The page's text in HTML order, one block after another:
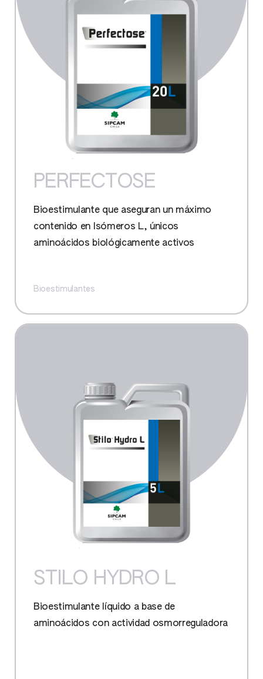
PERFECTOSE
Bioestimulante que aseguran un máximo
contenido en Isómeros L, únicos
aminoácidos biológicamente activos
Bioestimulantes
STILO HYDRO L
Bioestimulante líquido a base de
aminoácidos con actividad osmorreguladora